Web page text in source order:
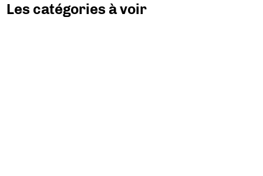
Les catégories à voir